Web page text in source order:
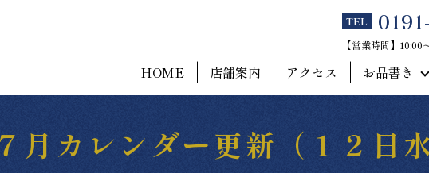
TEL
【営業時間】
HOME 店舗案内 アクセス お品書き
月カレンダー更新（１２日